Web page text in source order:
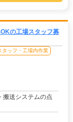
の工場スタッフ募
タッフ・工場内作業
搬送システムの点